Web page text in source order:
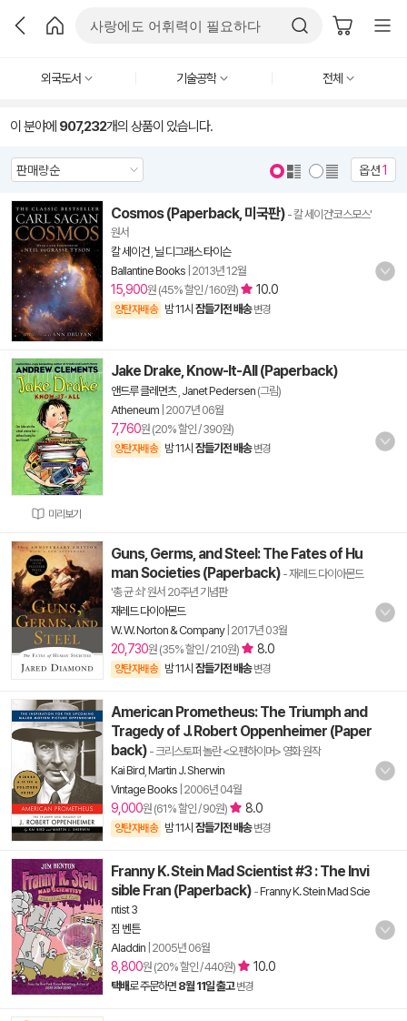
외국도서 기술공학 전체
이 분야에 907,232개의 상품이 있습니다.
옵션1
Cosmos (Paperback, 미국판) - 칼 세이건'코스모스'
원서
칼 세이건, 닐 디그래스 타이슨
Ballantine Books 2013년 12월
15,900원 (45% 할인 / 160원) 10.0
양탄자배송 밤 11시 잠들기전 배송 변경
미리보기
Jake Drake, Know-It-All (Paperback)
앤드루 클레먼츠, Janet Pedersen (그림)
Atheneum 2007년 06월
7,760원 (20% 할인 / 390원)
양탄자배송 밤 11시 잠들기전 배송 변경
Guns, Germs, and Steel: The Fates of Hu
man Societies (Paperback) - 재레드 다이아몬드
'총 균 쇠' 원서 20주년 기념판
재레드 다이아몬드
W. W. Norton & Company| 2017년 03월
20,730원 (35% 할인 / 210원) 8.0
양탄자배송 밤 11시 잠들기전 배송 변경
American Prometheus: The Triumph and
Tragedy of J. Robert Oppenheimer (Paper
back) - 크리스토퍼 놀란 <오펜하이머> 영화 원작
Kai Bird Martin J. Sherwin
Vintage Books 2006년 04월
9,000원 (61% 할인 / 90원) 8.0
양탄자배송 밤 11시 잠들기전 배송 변경
Franny K. Stein Mad Scientist #3 : The Invi
sible Fran (Paperback) -Franny K. Stein Mad Scie
ntist 3
짐 벤튼
Aladdin 2005년 06월
8,800원 (20% 할인 / 440원) 10.0
택배로 주문하면 8월 11일 출고 변경